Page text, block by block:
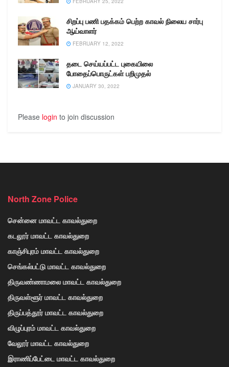
விதமாக,
மாவோயிஸ்டுகள்…சிறப்பு பணி பதக்கம் பெற்ற காவல் நிலைய சார்பு
ஆய்வாளர்
FEBRUARY 12, 2022
தடை செய்யப்பட்ட புகையிலை
போதைப்பொருட்கள் பறிமுதல்
JANUARY 30, 2022
Please login to join discussion
North Zone Police
சென்னை மாவட்ட காவல்துறை
கடலூர் மாவட்ட காவல்துறை
காஞ்சிபுரம் மாவட்ட காவல்துறை
செங்கல்பட்டு மாவட்ட காவல்துறை
திருவண்ணாமலை மாவட்ட காவல்துறை
திருவள்ளூர் மாவட்ட காவல்துறை
திருப்பத்தூர் மாவட்ட காவல்துறை
விழுப்புரம் மாவட்ட காவல்துறை
வேலூர் மாவட்ட காவல்துறை
இராணிப்பேட்டை மாவட்ட காவல்துறை